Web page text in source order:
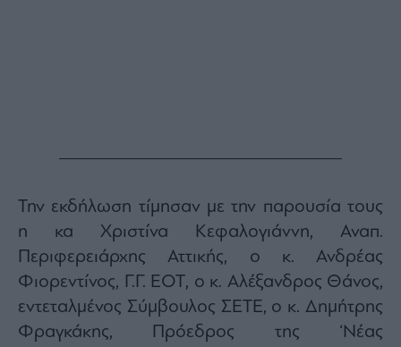
στο
Newsletter
mononews.gr
Την εκδήλωση τίμησαν με την παρουσία τους
η κα Χριστίνα Κεφαλογιάννη, Αναπ.
Περιφερειάρχης Αττικής, ο κ. Ανδρέας
Φιορεντίνος, Γ.Γ. ΕΟΤ, ο κ. Αλέξανδρος Θάνος,
εντεταλμένος Σύμβουλος ΣΕΤΕ, ο κ. Δημήτρης
Φραγκάκης, Πρόεδρος της ‘Νέας